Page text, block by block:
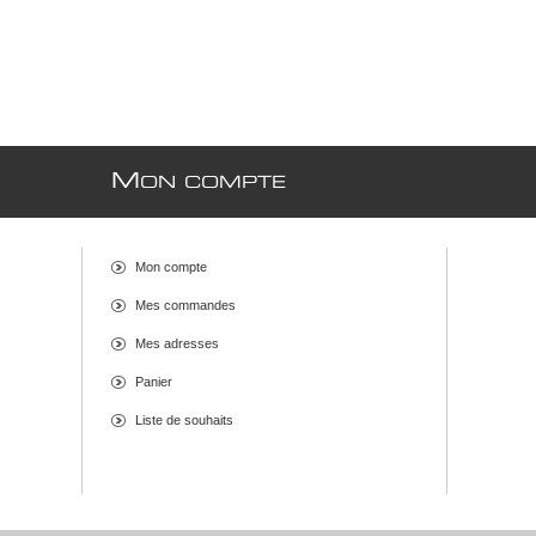
M ON COMPTE
Mon compte
Mes commandes
Mes adresses
Panier
Liste de souhaits